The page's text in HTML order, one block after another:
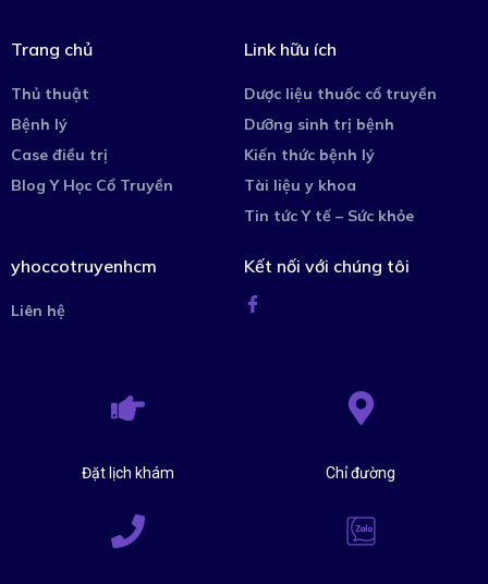
Trang chủ
Thủ thuật
Bệnh lý
Case điều trị
Blog Y Học Cổ Truyền
Link hữu ích
Dược liệu thuốc cổ truyền
Dưỡng sinh trị bệnh
Kiến thức bệnh lý
Tài liệu y khoa
Tin tức Y tế – Sức khỏe
yhoccotruyenhcm
Liên hệ
Kết nối với chúng tôi
Đặt lịch khám Chỉ đường